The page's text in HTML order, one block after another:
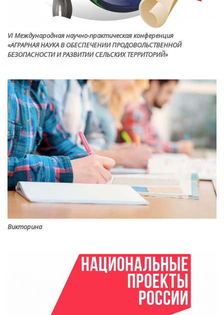
VI Международная научно-практическая конференция
«АГРАРНАЯ НАУКА В ОБЕСПЕЧЕНИИ ПРОДОВОЛЬСТВЕННОЙ
БЕЗОПАСНОСТИ И РАЗВИТИИ СЕЛЬСКИХ ТЕРРИТОРИЙ»
Викторина